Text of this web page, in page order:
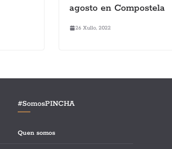
agosto en Compostela
26 Xullo, 2022
#SomosPINCHA
Quen somos